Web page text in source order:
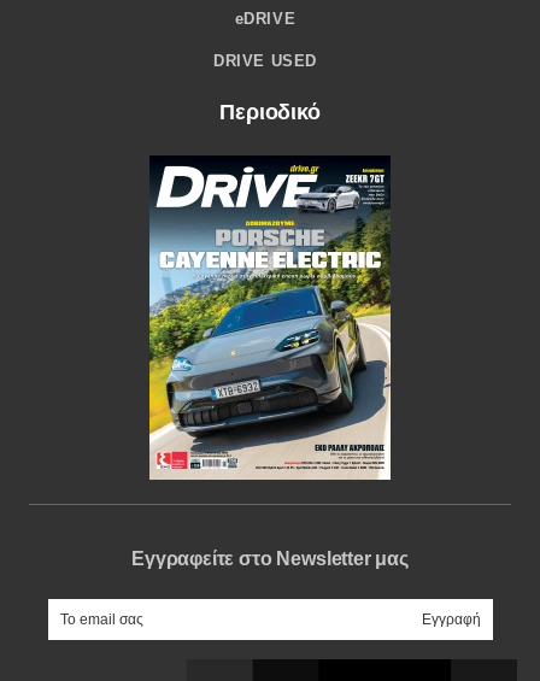
eDRIVE
DRIVE USED
Περιοδικό
Εγγραφείτε στο Newsletter μας
e-mail